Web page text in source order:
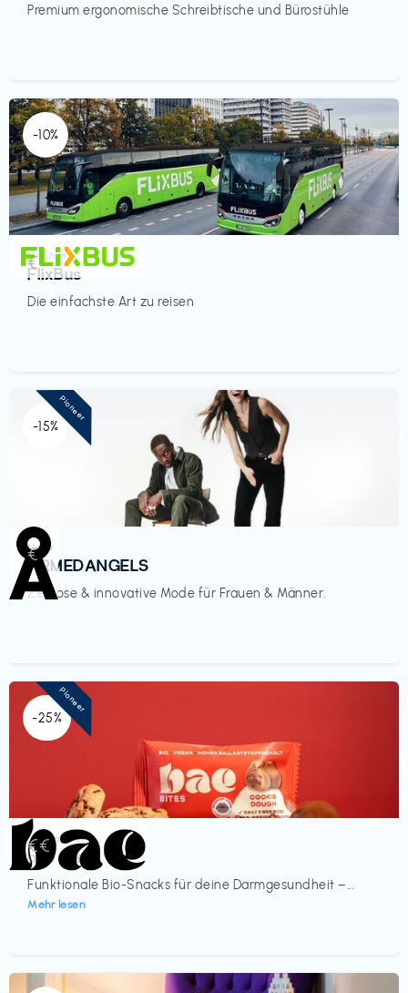
Premium ergonomische Schreibtische und Bürostühle
-10%
Mobilität
FlixBus
Die einfachste Art zu reisen
€‎
-15%
Mode
ARMEDANGELS
Zeitlose & innovative Mode für Frauen & Männer.
€‎
Pioneer
-25%
Lebensmittel
bae Treat
Funktionale Bio-Snacks für deine Darmgesundheit –...
Mehr lesen
€€‎
Pioneer